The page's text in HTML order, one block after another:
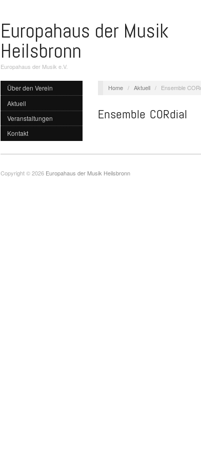
Europahaus der Musik
Heilsbronn
Europahaus der Musik e.V.
Über den Verein
Aktuell
Veranstaltungen
Kontakt
Home / Aktuell / Ensemble
Ensemble CORdial
Copyright © 2026 Europahaus der Musik Heilsbronn